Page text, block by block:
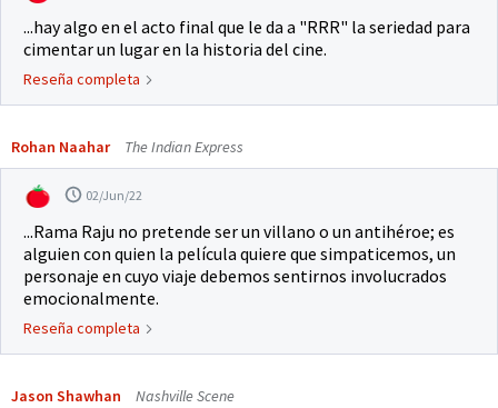
...hay algo en el acto final que le da a "RRR" la seriedad para
cimentar un lugar en la historia del cine.
Reseña completa
Rohan Naahar The Indian Express
02/Jun/22
...Rama Raju no pretende ser un villano o un antihéroe; es
alguien con quien la película quiere que simpaticemos, un
personaje en cuyo viaje debemos sentirnos involucrados
emocionalmente.
Reseña completa
Jason Shawhan Nashville Scene